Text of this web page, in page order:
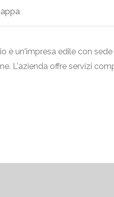
è un'impresa edile con
L'azienda offre servizi